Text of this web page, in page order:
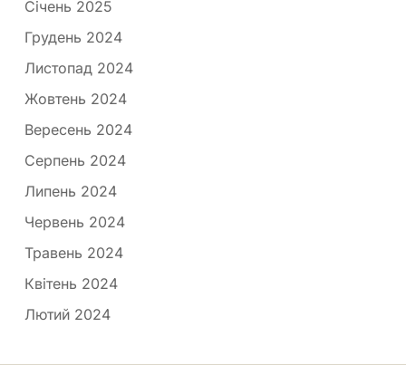
Січень 2025
Грудень 2024
Листопад 2024
Жовтень 2024
Вересень 2024
Серпень 2024
Липень 2024
Червень 2024
Травень 2024
Квітень 2024
Лютий 2024